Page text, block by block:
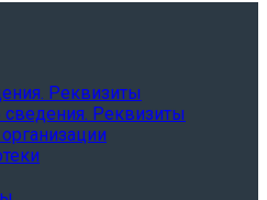
Реквизиты
Реквизиты